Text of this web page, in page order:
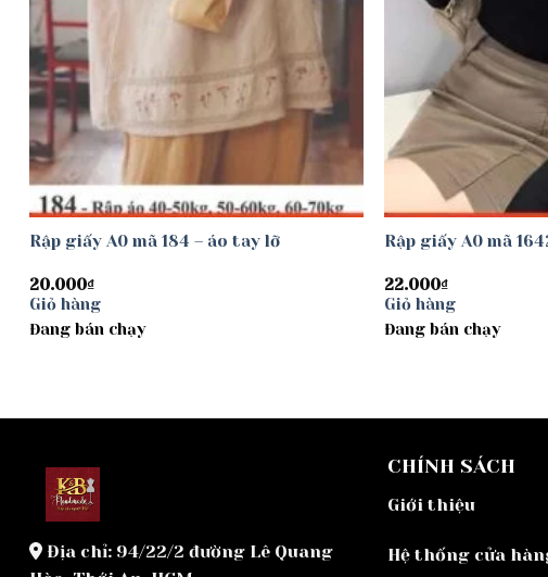
Rập giấy A0 mã 184 – áo tay lỡ
20.000₫
Giỏ hàng
Đang bán chạy
Rập giấy A0 mã
22.000₫
Giỏ hàng
Đang bán chạy
Địa chỉ: 94/22/2 đường Lê Quang
CHÍNH SÁCH
Giới thiệu
Hệ thống cửa